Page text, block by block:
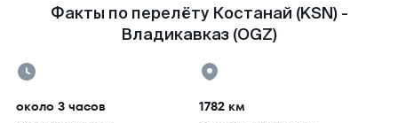
Факты по перелёту Костанай (KSN) -
Владикавказ (OGZ)
около 3 часов 1782 км